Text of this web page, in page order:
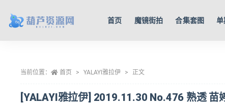
首页 魔镜街拍 合集套图 单
当前位置： 首页 YALAYI雅拉伊 正文
[YALAYI雅拉伊] 2019.11.30 No.476 熟透 苗
全部